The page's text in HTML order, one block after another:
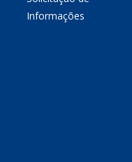
Informações